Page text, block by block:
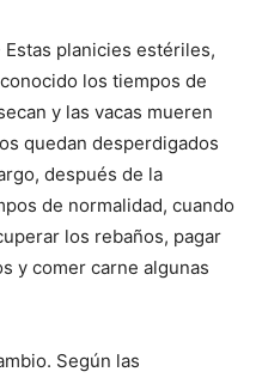
planicies estériles,
los tiempos de
y las vacas mueren
quedan desperdigados
después de la
de normalidad, cuando
los rebaños, pagar
y comer carne algunas
Según las